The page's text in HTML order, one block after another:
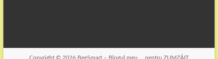
Copyright © 2026 BeeSmart – Blogul meu … pentru ZUMZĂIT